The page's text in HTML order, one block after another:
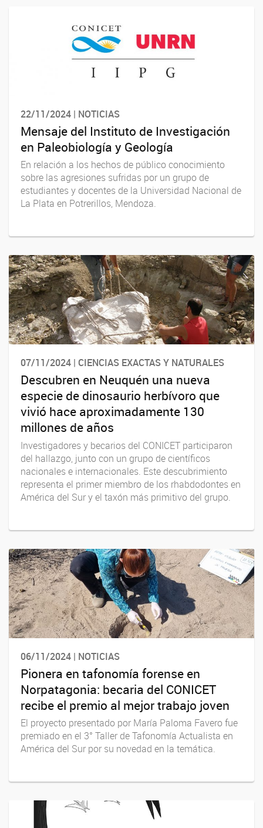
22/11/2024 | NOTICIAS
Mensaje del Instituto de Investigación
en Paleobiología y Geología
En relación a los hechos de público conocimiento
sobre las agresiones sufridas por un grupo de
estudiantes y docentes de la Universidad Nacional de
La Plata en Potrerillos, Mendoza.
07/11/2024 | CIENCIAS EXACTAS Y NATURALES
Descubren en Neuquén una nueva
especie de dinosaurio herbívoro que
vivió hace aproximadamente 130
millones de años
Investigadores y becarios del CONICET participaron
del hallazgo, junto con un grupo de científicos
nacionales e internacionales. Este descubrimiento
representa el primer miembro de los rhabdodontes en
América del Sur y el taxón más primitivo del grupo.
06/11/2024 | NOTICIAS
Pionera en tafonomía forense en
Norpatagonia: becaria del CONICET
recibe el premio al mejor trabajo joven
El proyecto presentado por María Paloma Favero fue
premiado en el 3° Taller de Tafonomía Actualista en
América del Sur por su novedad en la temática.